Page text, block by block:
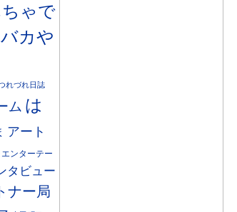
ゃで
カや
れづれ日誌
ム は
アート
ンターテー
タビュー
ナー局